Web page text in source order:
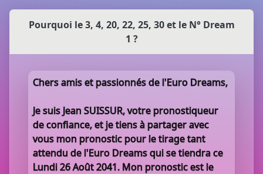
Pourquoi le 3, 4, 20, 22, 25, 30 et le N° Dream
1 ?
Chers amis et passionnés de l'Euro Dreams,
Je suis Jean SUISSUR, votre pronostiqueur
de confiance, et je tiens à partager avec
vous mon pronostic pour le tirage tant
attendu de l'Euro Dreams qui se tiendra ce
Lundi 26 Août 2041. Mon pronostic est le